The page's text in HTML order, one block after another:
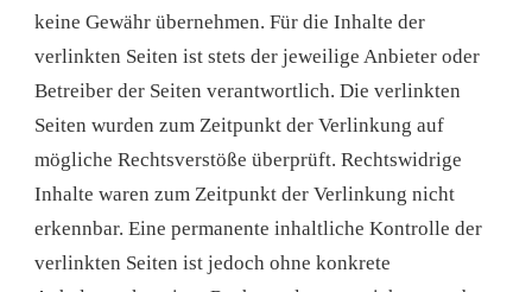
keine Gewähr übernehmen. Für die Inhalte der
verlinkten Seiten ist stets der jeweilige Anbieter oder
Betreiber der Seiten verantwortlich. Die verlinkten
Seiten wurden zum Zeitpunkt der Verlinkung auf
mögliche Rechtsverstöße überprüft. Rechtswidrige
Inhalte waren zum Zeitpunkt der Verlinkung nicht
erkennbar. Eine permanente inhaltliche Kontrolle der
verlinkten Seiten ist jedoch ohne konkrete